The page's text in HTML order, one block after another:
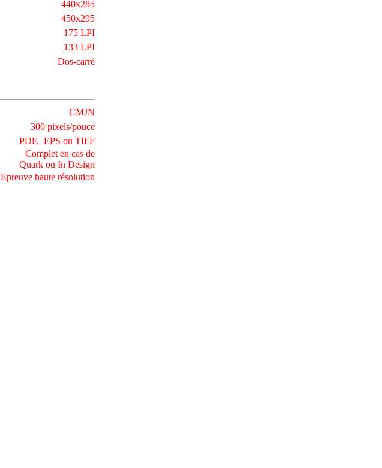
440x285
450x295
175 LPI
133 LPI
Dos-carré
CMJN
300 pixels/pouce
PDF, EPS ou TIFF
Complet en cas de
Quark ou In Design
Epreuve haute résolution